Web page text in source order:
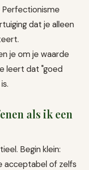
dat je alleen
je om je waarde
leert dat "goed
als ik een
Begin klein:
acceptabel of zelfs